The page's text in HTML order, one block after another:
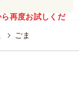
再度お試しくだ
> ごま